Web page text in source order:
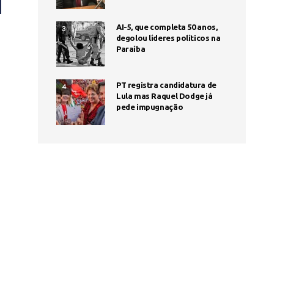
3
AI-5, que completa 50 anos,
degolou líderes políticos na
Paraíba
4
PT registra candidatura de
Lula mas Raquel Dodge já
pede impugnação